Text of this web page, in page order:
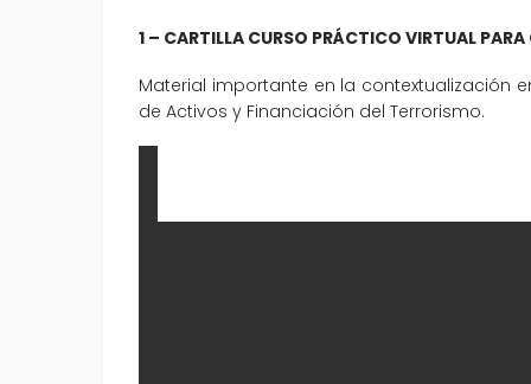
1 – CARTILLA CURSO PRÁCTICO VIRTUAL
Material importante en la contextualización
de Activos y Financiación del Terrorismo.